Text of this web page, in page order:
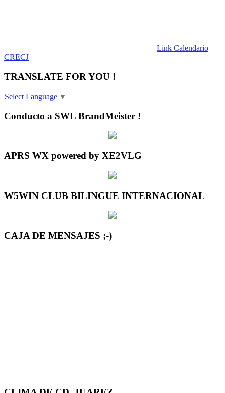
Link Calendario
CRECJ
TRANSLATE FOR YOU !
Select Language ▼
Conducto a SWL BrandMeister !
APRS WX powered by XE2VLG
W5WIN CLUB BILINGUE INTERNACIONAL
CAJA DE MENSAJES ;-)